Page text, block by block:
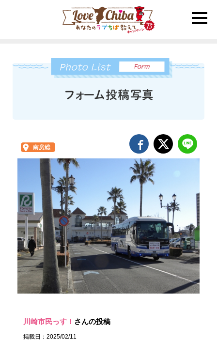
toggle
南房総
川崎市民っす！ さんの投稿
掲載日：2025/02/11